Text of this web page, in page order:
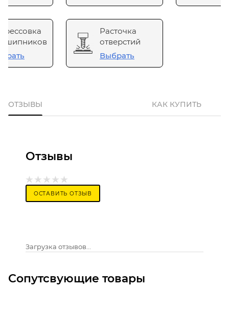
Расточка
отверстий
Выбрать
ОТЗЫВЫ КАК КУПИТЬ
Отзывы
ОСТАВИТЬ ОТЗЫВ
Загрузка отзывов...
Сопутсвующие товары